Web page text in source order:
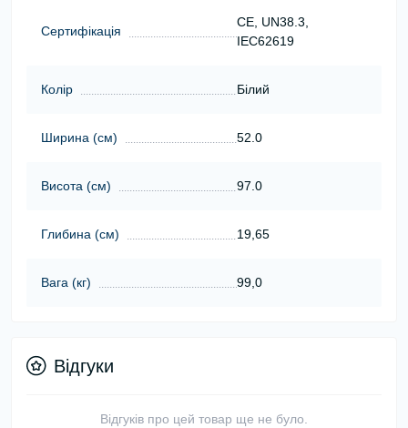
Сертифікація
CE, UN38.3,
IEC62619
Колір Білий
Ширина (см) 52.0
Висота (см) 97.0
Глибина (см) 19,65
Вага (кг) 99,0
Відгуки
Відгуків про цей товар ще не було.